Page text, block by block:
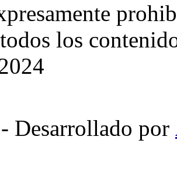
los
- Desarrollado por